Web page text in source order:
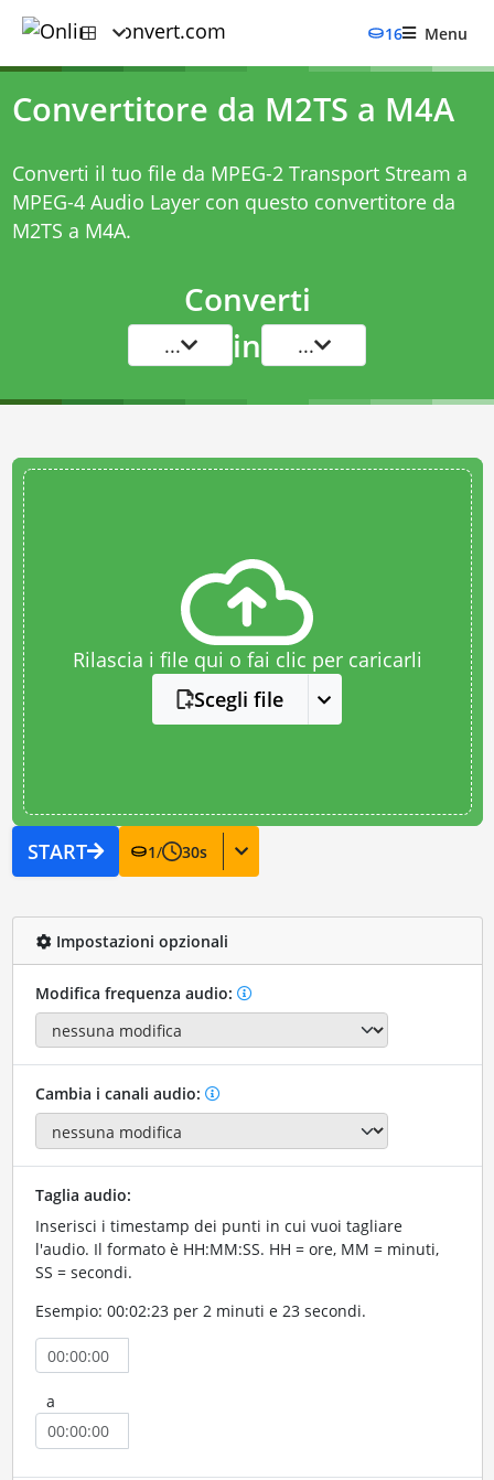
16 Menu
Convertitore da M2TS a M4A
Converti il tuo file da MPEG-2 Transport Stream a
MPEG-4 Audio Layer con questo convertitore da
M2TS a M4A.
Converti
... in ...
Rilascia i file qui o fai clic per caricarli
Scegli file
START 1/ 30s
Impostazioni opzionali
Modifica frequenza audio:
Cambia i canali audio:
Taglia audio:
Inserisci i timestamp dei punti in cui vuoi tagliare
l'audio. Il formato è HH:MM:SS. HH = ore, MM = minuti,
SS = secondi.
Esempio: 00:02:23 per 2 minuti e 23 secondi.
a